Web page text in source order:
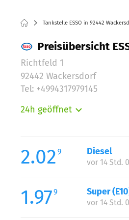
Tankstelle ESSO in 92442
Preisübersicht
Richtfeld 1
92442 Wackersdorf
Tel: +4994317979145
24h geöffnet
Mittwoch:
Donnerstag:
Samstag:
Sonntag:
2.02 9 Diesel
vor 14 Std.
1.979 Super
vor 14 Std.